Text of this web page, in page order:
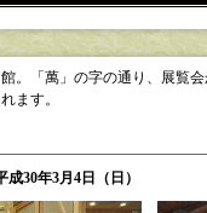
館。「萬」の字の通り、展覧
ます。
30年3月4日（日）